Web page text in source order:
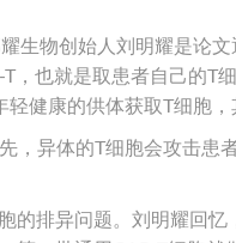
生物创始人刘明耀是论
，也就是取患者自己的T
健康的供体获取T细胞，
，异体的T细胞会攻击患
的排异问题。刘明耀回